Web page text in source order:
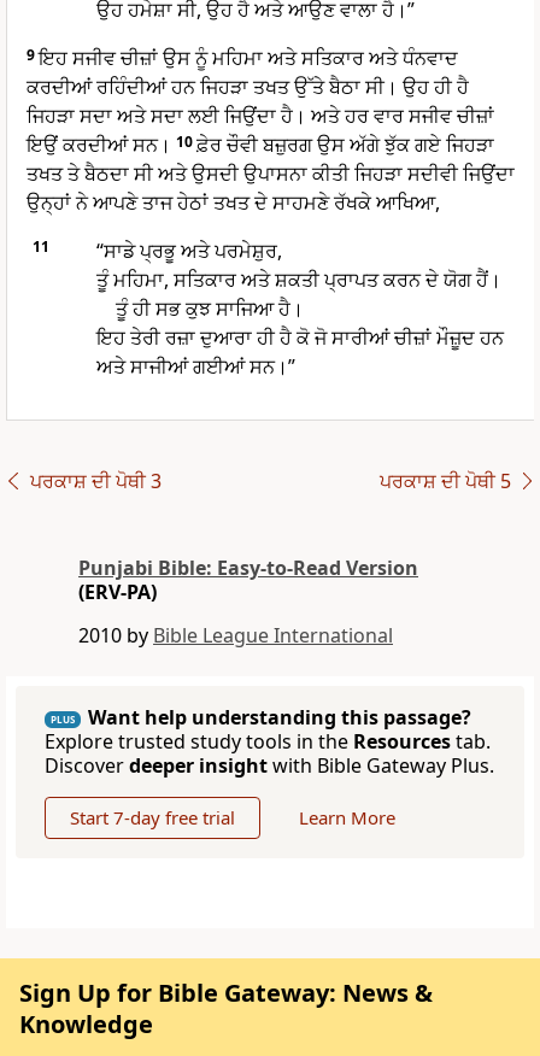
ਉਹ ਹਮੇਸ਼ਾ ਸੀ, ਉਹ ਹੈ ਅਤੇ ਆਉਣ ਵਾਲਾ ਹੈ।”
9ਇਹ ਸਜੀਵ ਚੀਜ਼ਾਂ ਉਸ ਨੂੰ ਮਹਿਮਾ ਅਤੇ ਸਤਿਕਾਰ ਅਤੇ ਧੰਨਵਾਦ
ਕਰਦੀਆਂ ਰਹਿੰਦੀਆਂ ਹਨ ਜਿਹੜਾ ਤਖਤ ਉੱਤੇ ਬੈਠਾ ਸੀ। ਉਹ ਹੀ ਹੈ
ਜਿਹੜਾ ਸਦਾ ਅਤੇ ਸਦਾ ਲਈ ਜਿਉਂਦਾ ਹੈ। ਅਤੇ ਹਰ ਵਾਰ ਸਜੀਵ ਚੀਜ਼ਾਂ
ਇਉਂ ਕਰਦੀਆਂ ਸਨ। 10ਫ਼ੇਰ ਚੌਵੀ ਬਜ਼ੁਰਗ ਉਸ ਅੱਗੇ ਝੁੱਕ ਗਏ ਜਿਹੜਾ
ਤਖਤ ਤੇ ਬੈਠਦਾ ਸੀ ਅਤੇ ਉਸਦੀ ਉਪਾਸਨਾ ਕੀਤੀ ਜਿਹੜਾ ਸਦੀਵੀ ਜਿਉਂਦਾ
ਉਨ੍ਹਾਂ ਨੇ ਆਪਣੇ ਤਾਜ ਹੇਠਾਂ ਤਖਤ ਦੇ ਸਾਹਮਣੇ ਰੱਖਕੇ ਆਖਿਆ,
11
“ਸਾਡੇ ਪ੍ਰਭੂ ਅਤੇ ਪਰਮੇਸ਼ੁਰ,
ਤੂੰ ਮਹਿਮਾ, ਸਤਿਕਾਰ ਅਤੇ ਸ਼ਕਤੀ ਪ੍ਰਾਪਤ ਕਰਨ ਦੇ ਯੋਗ ਹੈਂ।
ਤੂੰ ਹੀ ਸਭ ਕੁਝ ਸਾਜਿਆ ਹੈ।
ਇਹ ਤੇਰੀ ਰਜ਼ਾ ਦੁਆਰਾ ਹੀ ਹੈ ਕੋ ਜੋ ਸਾਰੀਆਂ ਚੀਜ਼ਾਂ ਮੌਜ਼ੂਦ ਹਨ
ਅਤੇ ਸਾਜੀਆਂ ਗਈਆਂ ਸਨ।”
ਪਰਕਾਸ਼ ਦੀ ਪੋਥੀ 3 ਪਰਕਾਸ਼ ਦੀ ਪੋਥੀ 5
Punjabi Bible: Easy-to-Read Version
(ERV-PA)
2010 by Bible League International
PLUS
Want help understanding this passage?
Explore trusted study tools in the Resourcestab.
Discoverdeeper insightwith Bible Gateway Plus.
Start 7-day free trial Learn More
Sign Up for Bible Gateway: News &
Knowledge